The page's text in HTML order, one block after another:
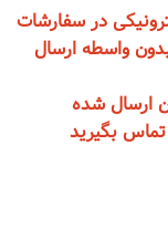
در سفارشات
بدون واسطه ارسال